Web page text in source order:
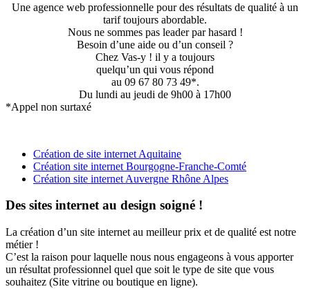
Une agence web professionnelle pour des résultats de qualité à un
tarif toujours abordable.
Nous ne sommes pas leader par hasard !
Besoin d’une aide ou d’un conseil ?
Chez Vas-y ! il y a toujours
quelqu’un qui vous répond
au 09 67 80 73 49*.
Du lundi au jeudi de 9h00 à 17h00
*Appel non surtaxé
Création de site internet Aquitaine
Création site internet Bourgogne-Franche-Comté
Création site internet Auvergne Rhône Alpes
Des sites internet au design soigné !
La création d’un site internet au meilleur prix et de qualité est notre
métier !
C’est la raison pour laquelle nous nous engageons à vous apporter
un résultat professionnel quel que soit le type de site que vous
souhaitez (Site vitrine ou boutique en ligne).